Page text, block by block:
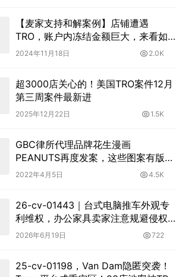
【麦家支持和解案例】店铺遭遇
TRO，账户内冻结金额巨大，来看如
何低成本和解
2024年11月18日 2.0K
超3000店关心的！美国TRO案件12月
第三周案件最新进
2025年12月22日 1.5K
GBC律所代理品牌花生漫画
PEANUTS再度发案，这些图案有版
权，勿使用！
2022年4月5日 4.5K
26-cv-01443｜台式电脑推车外观专
利维权，办公家具卖家注意规避侵权
风险
2026年6月19日 722
25-cv-01198，Van Dam隐匿突袭！